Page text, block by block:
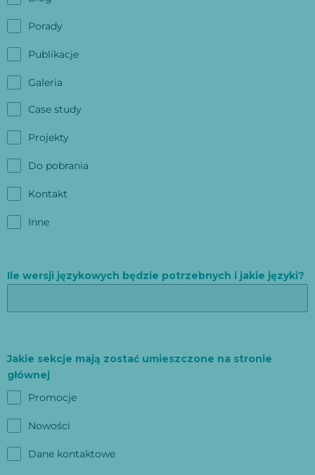
Porady
Publikacje
Galeria
Case study
Projekty
Do pobrania
Kontakt
Inne
Ile wersji językowych będzie potrzebnych i jakie języki?
Jakie sekcje mają zostać umieszczone na stronie
głównej
Promocje
Nowości
Dane kontaktowe